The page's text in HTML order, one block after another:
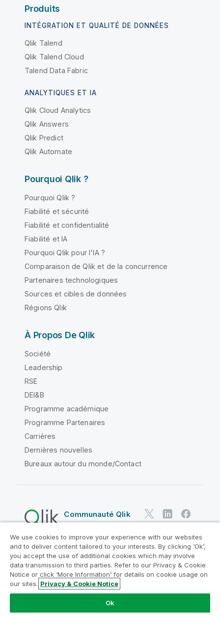
Produits
INTÉGRATION ET QUALITÉ DE DONNÉES
Qlik Talend
Qlik Talend Cloud
Talend Data Fabric
ANALYTIQUES ET IA
Qlik Cloud Analytics
Qlik Answers
Qlik Predict
Qlik Automate
Pourquoi Qlik ?
Pourquoi Qlik ?
Fiabilité et sécurité
Fiabilité et confidentialité
Fiabilité et IA
Pourquoi Qlik pour l'IA ?
Comparaison de Qlik et de la concurrence
Partenaires technologiques
Sources et cibles de données
Régions Qlik
À Propos De Qlik
Société
Leadership
RSE
DEI&B
Programme académique
Programme Partenaires
Carrières
Dernières nouvelles
Bureaux autour du monde/Contact
Communauté Qlik
Contrats juridiques
Conditions d'utilisation des produits
Legal Policies
Conditions légales
Conditions d'utilisation
Marques
Do Not Share My Info
Copyright © 1993-2026 QlikTech International AB. Tous
We use cookies to improve your experience with our websites
and to deliver content tailored to your interests. By clicking ‘Ok’,
you accept the use of additional cookies which may involve
data transmission to third parties. Refer to our Privacy & Cookie
Notice or click ‘More Information’ for details on cookie usage on
our sites. Privacy & Cookie Notice
Ok